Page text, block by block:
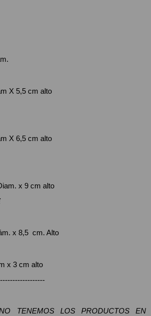
X 5,5 cm alto
X 6,5 cm alto
x 9 cm alto
x 8,5  cm. Alto
x 3 cm alto
TENEMOS LOS PRODUCTOS EN